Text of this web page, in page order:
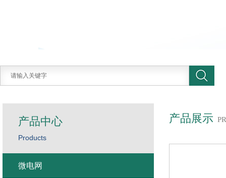
产品展示
产品中心
Products
微电网